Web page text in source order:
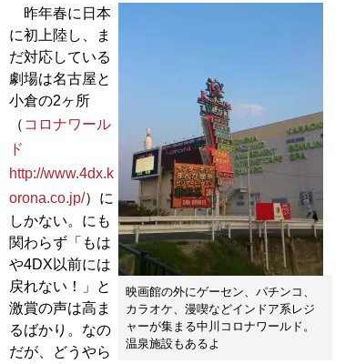
映画館の外にゲーセン、パチンコ、
カラオケ、漫喫などインドア系レジ
ャーが集まる中川コロナワールド。
温泉施設もあるよ
昨年春に日本
に初上陸し、ま
だ対応している
劇場は名古屋と
小倉の2ヶ所
（ コロナワール
ド
http://www.4dx.k
orona.co.jp/）に
しかない。にも
関わらず「もは
や4DX以前には
戻れない！」と
激賞の声は高ま
るばかり。なの
だが、どうやら